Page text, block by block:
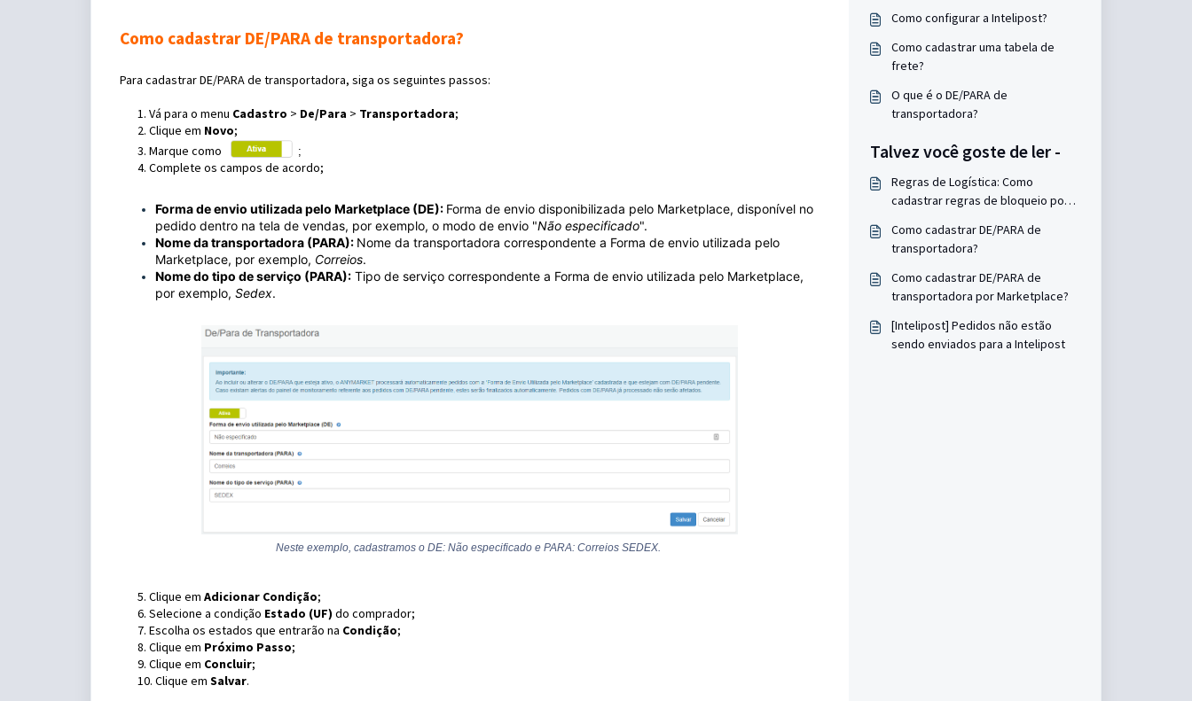
Como cadastrar DE/PARA de transportadora?
Para cadastrar DE/PARA de transportadora, siga os seguintes passos:
1. Vá para o menu Cadastro > De/Para > Transportadora;
2. Clique em Novo;
3. Marque como
;
4. Complete os campos de acordo;
Forma de envio utilizada pelo Marketplace (DE): Forma de envio disponibilizada pelo Marketplace, disponível no
pedido dentro na tela de vendas, por exemplo, o modo de envio "Não especificado".
Nome da transportadora (PARA): Nome da transportadora correspondente a Forma de envio utilizada pelo
Marketplace, por exemplo, Correios.
Nome do tipo de serviço (PARA): Tipo de serviço correspondente a Forma de envio utilizada pelo Marketplace,
por exemplo, Sedex.
Neste exemplo, cadastramos o DE: Não especificado e PARA: Correios SEDEX.
5. Clique em Adicionar Condição;
6. Selecione a condição Estado (UF) do comprador;
7. Escolha os estados que entrarão na Condição;
8. Clique em Próximo Passo;
9. Clique em Concluir;
10. Clique em Salvar.
Como configurar a Intelipost?
Como cadastrar uma tabela de
frete?
O que é o DE/PARA de
transportadora?
Talvez você goste de ler -
Regras de Logística: Como
cadastrar regras de bloqueio por
Como cadastrar DE/PARA de
transportadora?
Como cadastrar DE/PARA de
transportadora por Marketplace?
[Intelipost] Pedidos não estão
sendo enviados para a Intelipost